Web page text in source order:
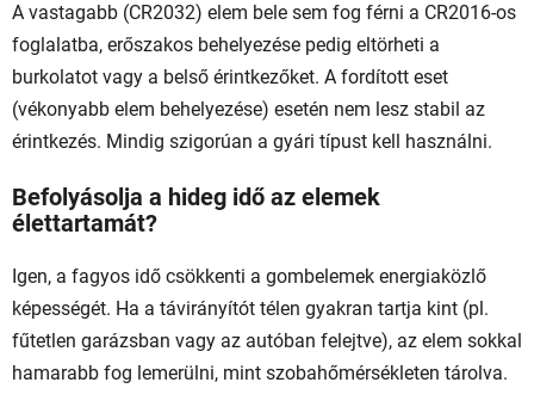
A vastagabb (CR2032) elem bele sem fog férni a CR2016-os
foglalatba, erőszakos behelyezése pedig eltörheti a
burkolatot vagy a belső érintkezőket. A fordított eset
(vékonyabb elem behelyezése) esetén nem lesz stabil az
érintkezés. Mindig szigorúan a gyári típust kell használni.
Befolyásolja a hideg idő az elemek
élettartamát?
Igen, a fagyos idő csökkenti a gombelemek energiaközlő
képességét. Ha a távirányítót télen gyakran tartja kint (pl.
fűtetlen garázsban vagy az autóban felejtve), az elem sokkal
hamarabb fog lemerülni, mint szobahőmérsékleten tárolva.